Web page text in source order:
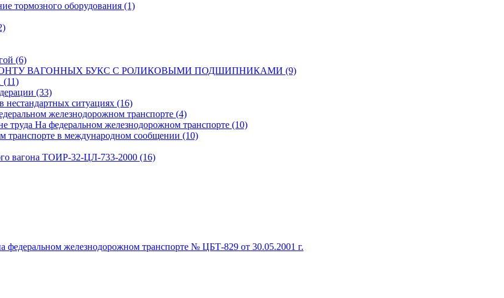
тормозного оборудования (1)
(6)
ВАГОННЫХ БУКС С РОЛИКОВЫМИ ПОДШИПНИКАМИ (9)
(11)
(33)
нестандартных ситуациях (16)
железнодорожном транспорте (4)
труда На федеральном железнодорожном транспорте (10)
транспорте в международном сообщении (10)
вагона ТОИР-32-ЦЛ-733-2000 (16)
железнодорожном транспорте № ЦБТ-829 от 30.05.2001 г.